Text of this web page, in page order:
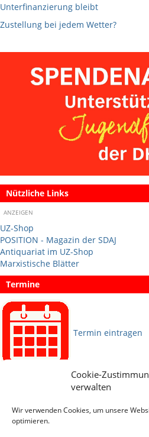
Cookie-
verwalten
Wir verwenden Cookies, um unsere
optimieren.
Unterfinanzierung bleibt
Zustellung bei jedem Wetter?
Nützliche Links
ANZEIGEN
UZ-Shop
POSITION - Magazin der SDAJ
Antiquariat im UZ-Shop
Marxistische Blätter
Termine
Termin eintragen
Social Media